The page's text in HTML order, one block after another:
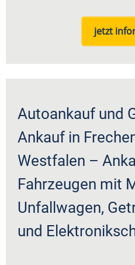
jetzt
Autoankauf und
Ankauf in
Westfalen –
Fahrzeugen mit
Unfallwagen,
und